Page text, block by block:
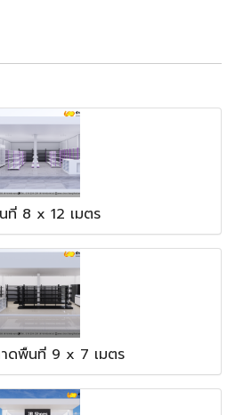
ที่ 8 x 12 เมตร
าดพื้นที่ 9 x 7 เมตร